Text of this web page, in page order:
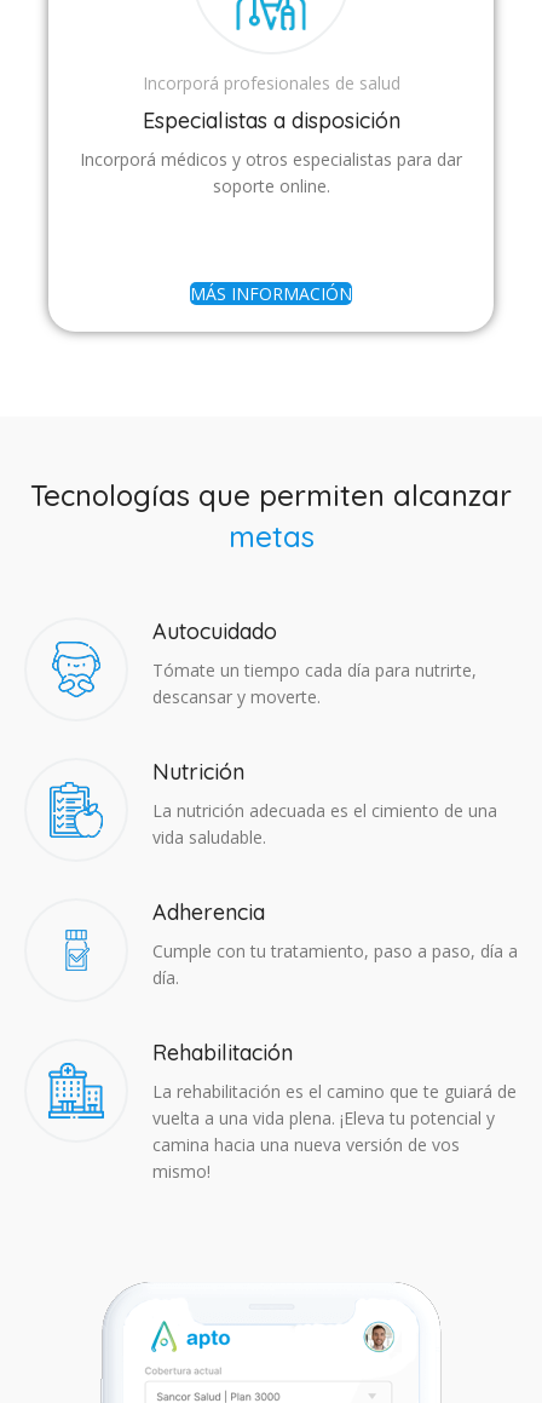
Incorporá profesionales de salud
Especialistas a disposición
Incorporá médicos y otros especialistas para dar
soporte online.
MÁS INFORMACIÓN
Tecnologías que permiten alcanzar
metas
Autocuidado
Tómate un tiempo cada día para nutrirte,
descansar y moverte.
Nutrición
La nutrición adecuada es el cimiento de una
vida saludable.
Adherencia​
Cumple con tu tratamiento, paso a paso, día a
día.
Rehabilitación
La rehabilitación es el camino que te guiará de
vuelta a una vida plena. ¡Eleva tu potencial y
camina hacia una nueva versión de vos
mismo!